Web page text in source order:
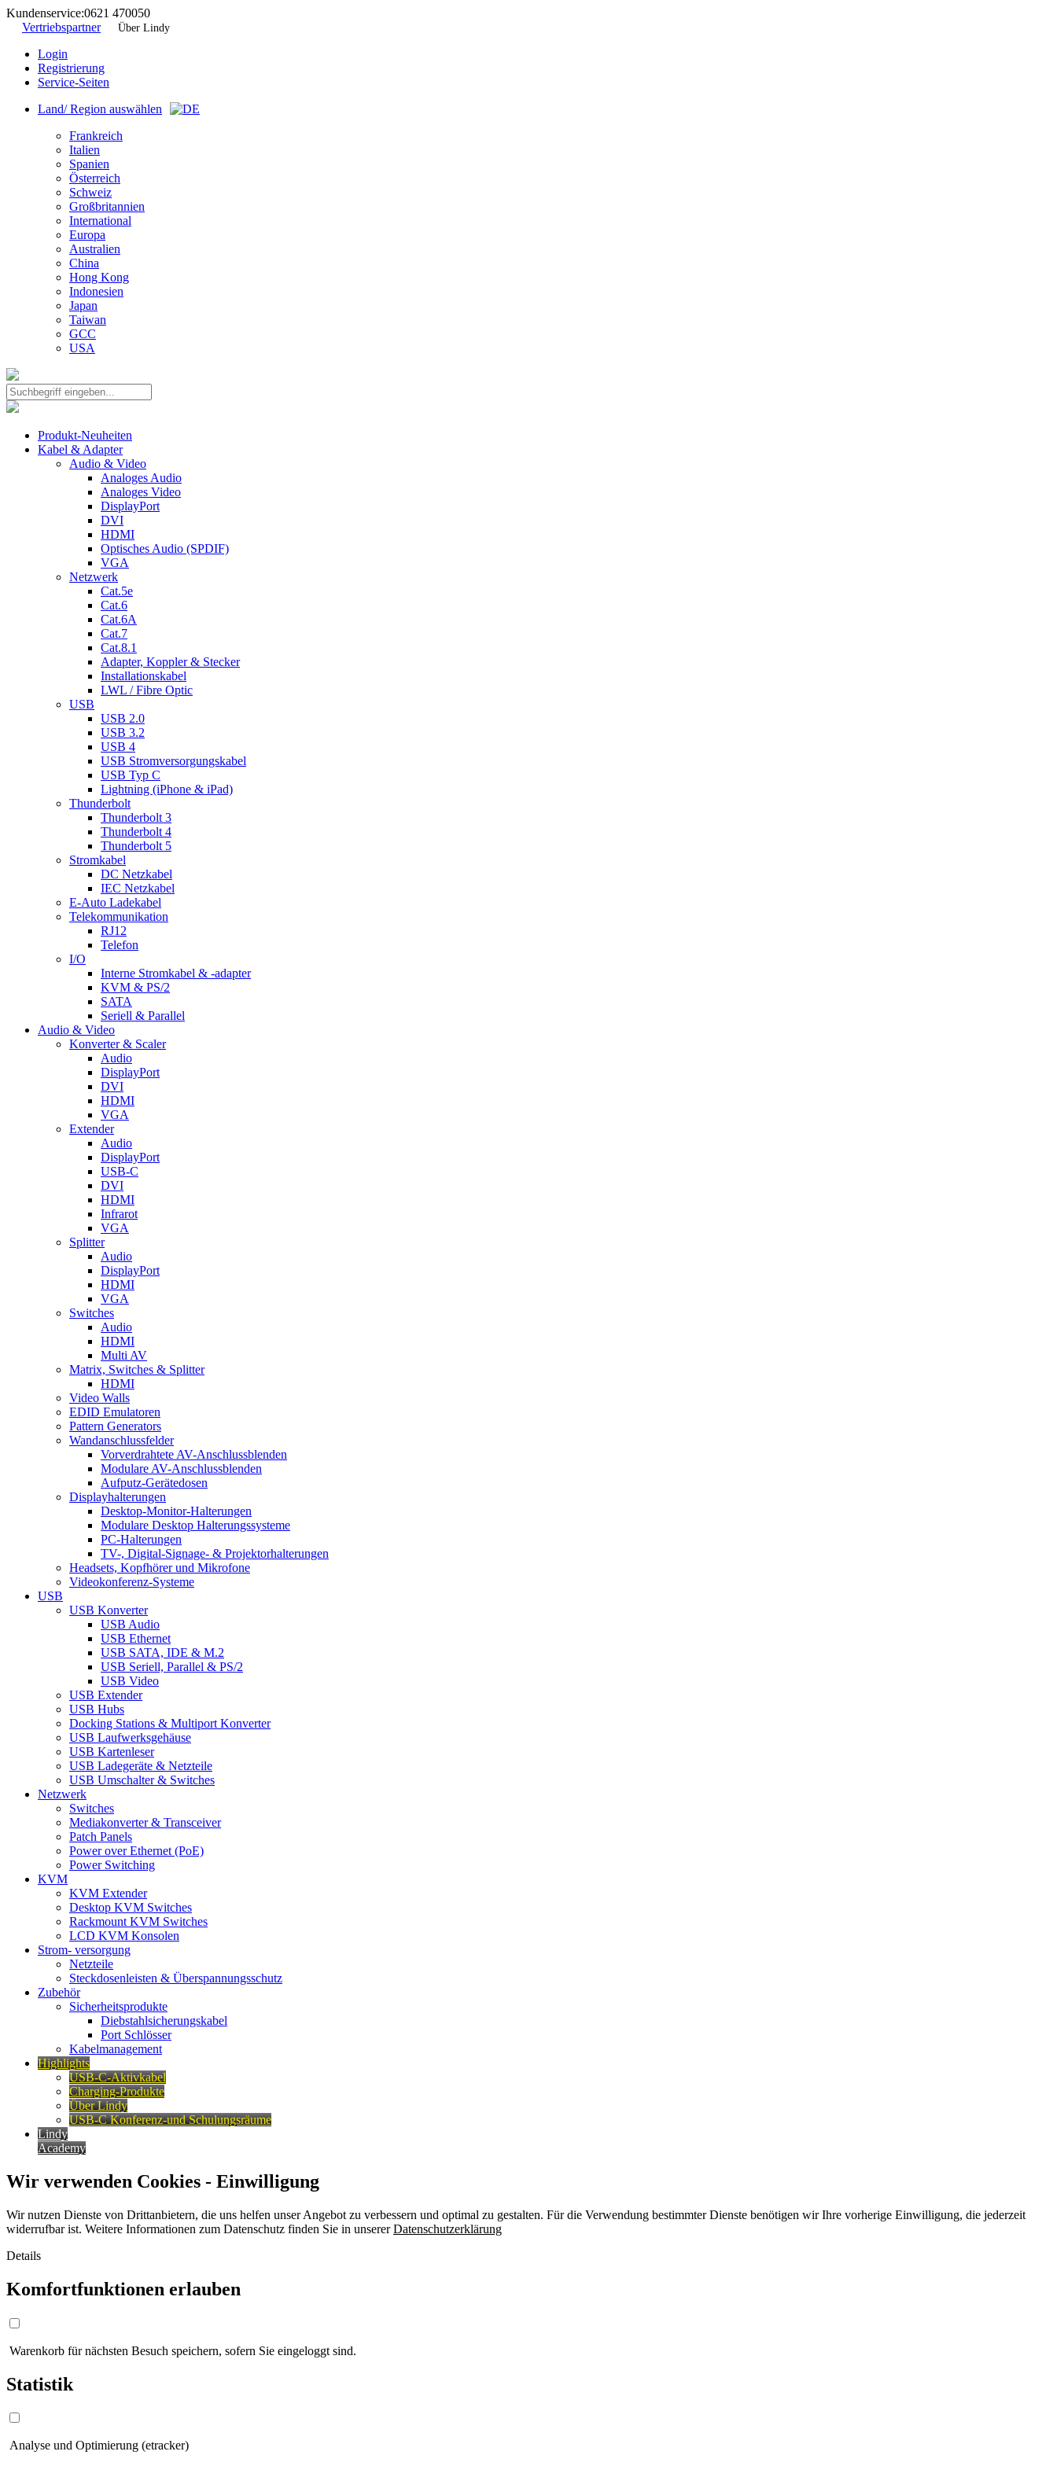
Kundenservice:0621 470050
Vertriebspartner
Über Lindy
Login
Registrierung
Service-Seiten
Land/ Region auswählen
Frankreich
Italien
Spanien
Österreich
Schweiz
Großbritannien
International
Europa
Australien
China
Hong Kong
Indonesien
Japan
Taiwan
GCC
USA
Produkt-Neuheiten
Kabel & Adapter
Audio & Video
Analoges Audio
Analoges Video
DisplayPort
DVI
HDMI
Optisches Audio (SPDIF)
VGA
Netzwerk
Cat.5e
Cat.6
Cat.6A
Cat.7
Cat.8.1
Adapter, Koppler & Stecker
Installationskabel
LWL / Fibre Optic
USB
USB 2.0
USB 3.2
USB 4
USB Stromversorgungskabel
USB Typ C
Lightning (iPhone & iPad)
Thunderbolt
Thunderbolt 3
Thunderbolt 4
Thunderbolt 5
Stromkabel
DC Netzkabel
IEC Netzkabel
E-Auto Ladekabel
Telekommunikation
RJ12
Telefon
I/O
Interne Stromkabel & -adapter
KVM & PS/2
SATA
Seriell & Parallel
Audio & Video
Konverter & Scaler
Audio
DisplayPort
DVI
HDMI
VGA
Extender
Audio
DisplayPort
USB-C
DVI
HDMI
Infrarot
VGA
Splitter
Audio
DisplayPort
HDMI
VGA
Switches
Audio
HDMI
Multi AV
Matrix, Switches & Splitter
HDMI
Video Walls
EDID Emulatoren
Pattern Generators
Wandanschlussfelder
Vorverdrahtete AV-Anschlussblenden
Modulare AV-Anschlussblenden
Aufputz-Gerätedosen
Displayhalterungen
Desktop-Monitor-Halterungen
Modulare Desktop Halterungssysteme
PC-Halterungen
TV-, Digital-Signage- & Projektorhalterungen
Headsets, Kopfhörer und Mikrofone
Videokonferenz-Systeme
USB
USB Konverter
USB Audio
USB Ethernet
USB SATA, IDE & M.2
USB Seriell, Parallel & PS/2
USB Video
USB Extender
USB Hubs
Docking Stations & Multiport Konverter
USB Laufwerksgehäuse
USB Kartenleser
USB Ladegeräte & Netzteile
USB Umschalter & Switches
Netzwerk
Switches
Mediakonverter & Transceiver
Patch Panels
Power over Ethernet (PoE)
Power Switching
KVM
KVM Extender
Desktop KVM Switches
Rackmount KVM Switches
LCD KVM Konsolen
Strom- versorgung
Netzteile
Steckdosenleisten & Überspannungsschutz
Zubehör
Sicherheitsprodukte
Diebstahlsicherungskabel
Port Schlösser
Kabelmanagement
Highlights
USB-C-Aktivkabel
Charging-Produkte
Über Lindy
USB-C Konferenz-und Schulungsräume
Lindy
Academy
Wir verwenden Cookies - Einwilligung
Wir nutzen Dienste von Drittanbietern, die uns helfen unser Angebot zu verbessern und optimal zu gestalten. Für die Verwendung bestimmter Dienste benötigen wir Ihre vorherige Einwilligung, die jederzeit
widerrufbar ist. Weitere Informationen zum Datenschutz finden Sie in unsererDatenschutzerklärung
Details
Komfortfunktionen erlauben
Warenkorb für nächsten Besuch speichern, sofern Sie eingeloggt sind.
Statistik
Analyse und Optimierung (etracker)